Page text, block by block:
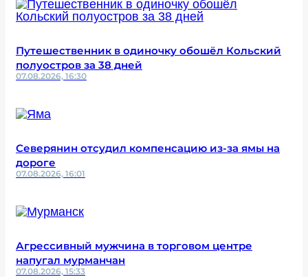
Путешественник в одиночку обошёл Кольский
полуостров за 38 дней
07.08.2026, 16:30
Северянин отсудил компенсацию из-за ямы на
дороге
07.08.2026, 16:01
Агрессивный мужчина в торговом центре
напугал мурманчан
07.08.2026, 15:33